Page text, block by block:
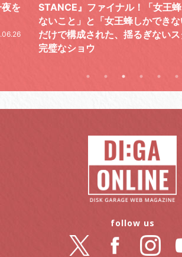
ら
の
ての芯を貫き通し、笑顔と感謝
たファイナルライブ、
AY”をレポート
follow us